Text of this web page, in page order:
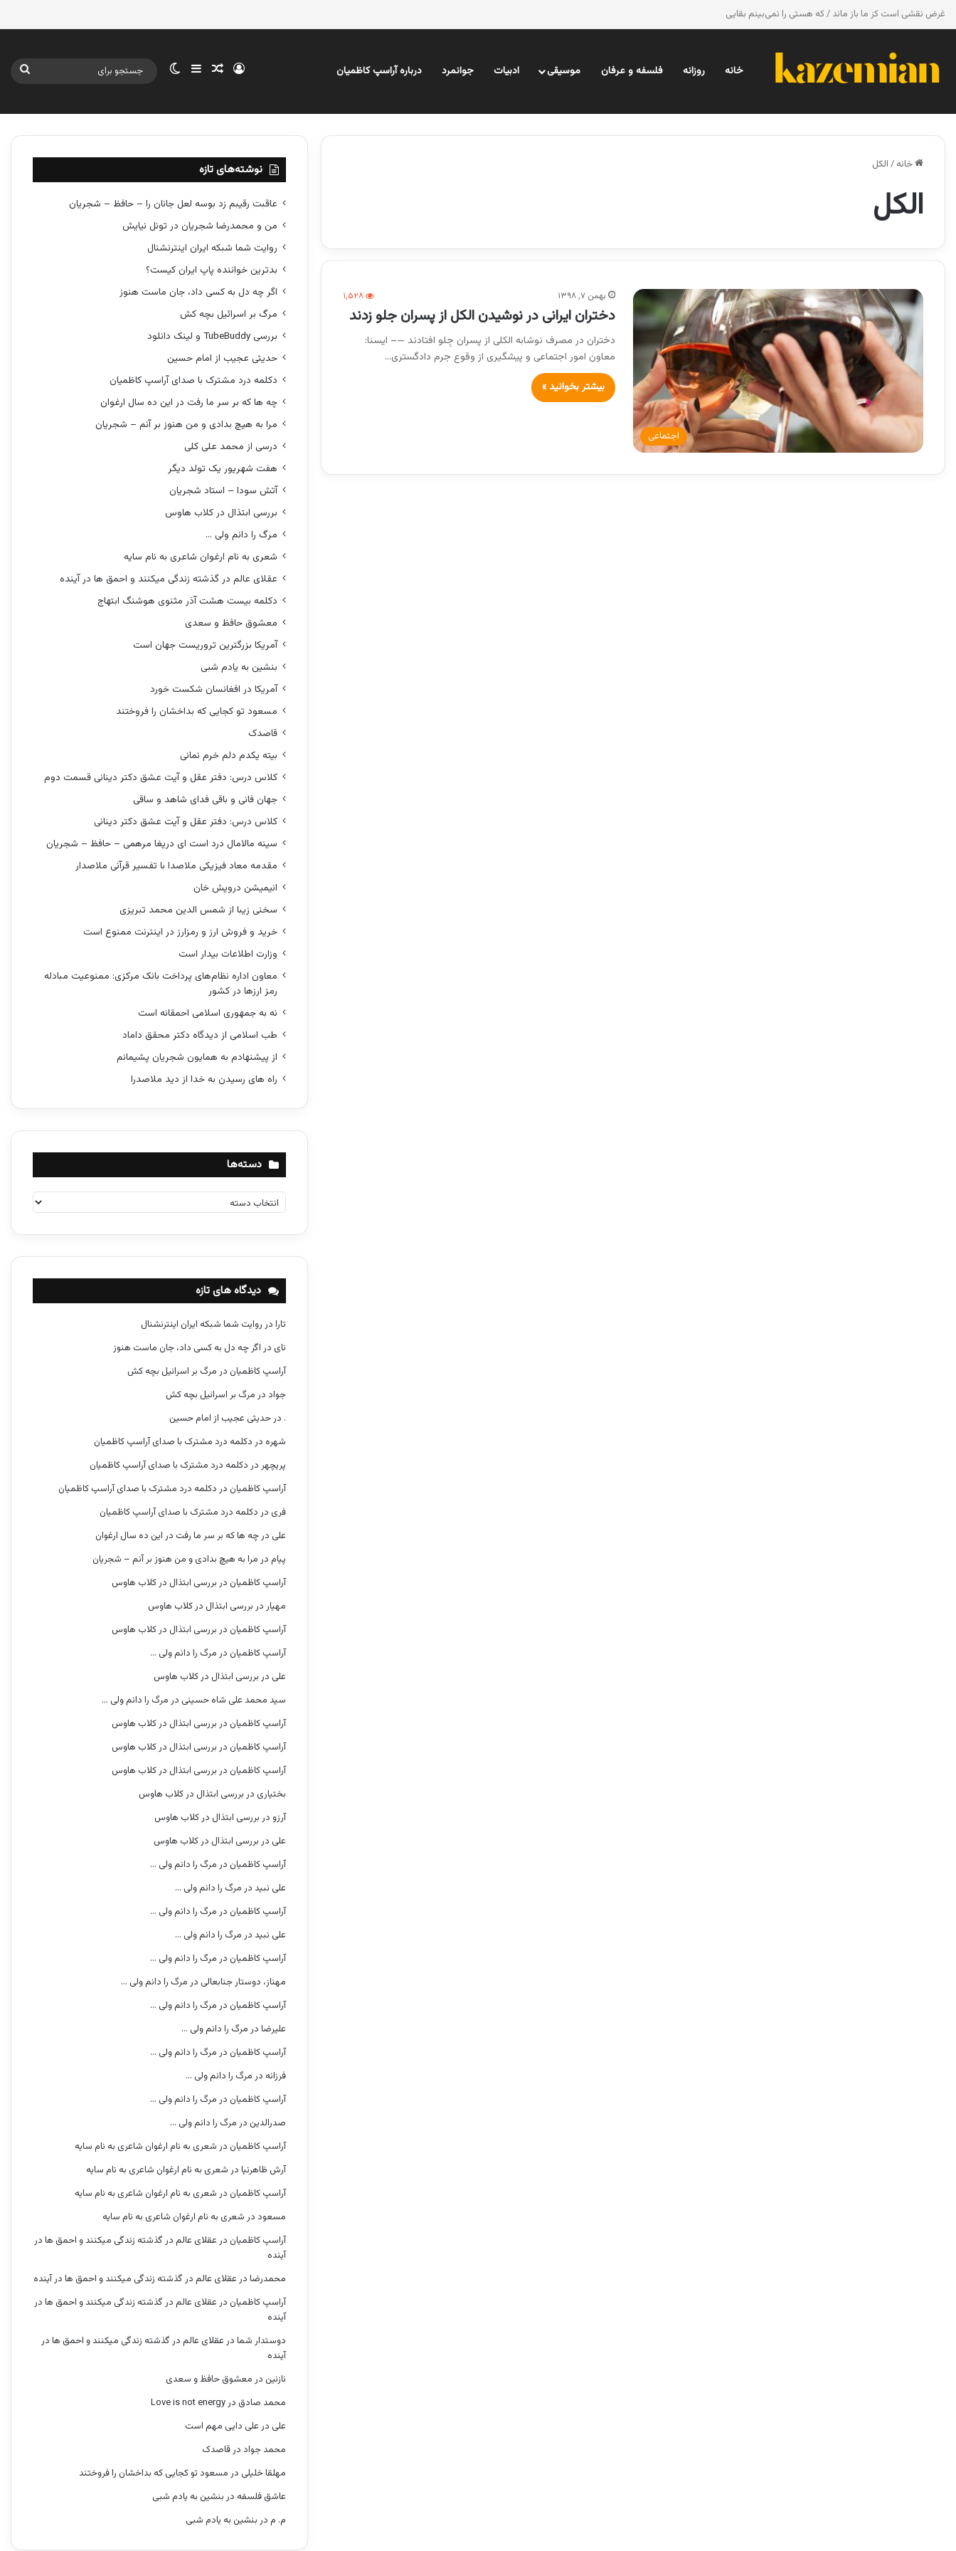
غرض نقشی است کز ما باز ماند / که هستی را نمی‌بینم بقایی
خانه روزانه فلسفه و عرفان موسیقی ادبیات جوانمرد درباره آراسپ کاظمیان ورود نوشته تصادفی
سایدبار تغییر پوسته
خانه / الکل
الکل
اجتماعی
بهمن ۷, ۱۳۹۸ ۱,۵۲۸
دختران ایرانی در نوشیدن الکل از پسران جلو زدند
دختران در مصرف نوشابه الکلی از پسران جِلو افتادند —– ایسنا:
معاون امور اجتماعی و پیشگیری از وقوع جرم دادگستری…
بیشتر بخوانید »
نوشته‌های تازه
عاقبت رقیبم زد بوسه لعل جانان را – حافظ – شجریان
من و محمدرضا شجریان در تونل نیایش
روایت شما شبکه ایران اینترنشنال
بدترین خواننده پاپ ایران کیست؟
اگر چه دل به کسی داد، جان ماست هنوز
مرگ بر اسرائیل بچه کش
بررسی TubeBuddy و لینک دانلود
حدیثی عجیب از امام حسین
دکلمه درد مشترک با صدای آراسپ کاظمیان
چه ها که بر سر ما رفت در این ده سال ارغوان
مرا به هیچ بدادی و من هنوز بر آنم – شجریان
درسی از محمد علی کلی
هفت شهریور یک تولد دیگر
آتش سودا – استاد شجریان
بررسی ابتذال در کلاب هاوس
مرگ را دانم ولی …
شعری به نام ارغوان شاعری به نام سایه
عقلای عالم در گذشته زندگی میکنند و احمق ها در آینده
دکلمه بیست هشت آذر مثنوی هوشنگ ابتهاج
معشوق حافظ و سعدی
آمریکا بزرگترین تروریست جهان است
بنشین به یادم شبی
آمریکا در افغانسان شکست خورد
مسعود تو کجایی که بداخشان را فروختند
قاصدک
بیته یکدم دلم خرم نمانی
کلاس درس: دفتر عقل و آیت عشق دکتر دینانی قسمت دوم
جهان فانی و باقی فدای شاهد و ساقی
کلاس درس: دفتر عقل و آیت عشق دکتر دینانی
سینه مالامال درد است ای دریغا مرهمی – حافظ – شجریان
مقدمه معاد فیزیکی ملاصدا با تفسیر قرآنی ملاصدار
انیمیشن درویش خان
سخنی زیبا از شمس الدین محمد تبریزی
خرید و فروش ارز و رمزارز در اینترنت ممنوع است
وزارت اطلاعات بیدار است
معاون اداره نظام‌های پرداخت بانک مرکزی: ممنوعیت مبادله
رمز ارزها در کشور
نه به جمهوری اسلامی احمقانه است
طب اسلامی از دیدگاه دکتر محقق داماد
از پیشنهادم به همایون شجریان پشیمانم
راه های رسیدن به خدا از دید ملاصدرا
دسته‌ها
س
ه
دیدگاه های تازه
تارا در روایت شما شبکه ایران اینترنشنال
نای در اگر چه دل به کسی داد، جان ماست هنوز
آراسپ کاظمیان در مرگ بر اسرائیل بچه کش
جواد در مرگ بر اسرائیل بچه کش
. درحدیثی عجیب از امام حسین
شهره در دکلمه درد مشترک با صدای آراسپ کاظمیان
پریچهر در دکلمه درد مشترک با صدای آراسپ کاظمیان
آراسپ کاظمیان در دکلمه درد مشترک با صدای آراسپ کاظمیان
فری در دکلمه درد مشترک با صدای آراسپ کاظمیان
علی درچه ها که بر سر ما رفت در این ده سال ارغوان
پیام در مرا به هیچ بدادی و من هنوز بر آنم – شجریان
آراسپ کاظمیان در بررسی ابتذال در کلاب هاوس
مهیار در بررسی ابتذال در کلاب هاوس
آراسپ کاظمیان در بررسی ابتذال در کلاب هاوس
آراسپ کاظمیان در مرگ را دانم ولی …
علی در بررسی ابتذال در کلاب هاوس
سید محمد علی شاه حسینی در مرگ را دانم ولی …
آراسپ کاظمیان در بررسی ابتذال در کلاب هاوس
آراسپ کاظمیان در بررسی ابتذال در کلاب هاوس
آراسپ کاظمیان در بررسی ابتذال در کلاب هاوس
بختیاری در بررسی ابتذال در کلاب هاوس
آرزو در بررسی ابتذال در کلاب هاوس
علی در بررسی ابتذال در کلاب هاوس
آراسپ کاظمیان در مرگ را دانم ولی …
علی نبید در مرگ را دانم ولی …
آراسپ کاظمیان در مرگ را دانم ولی …
علی نبید در مرگ را دانم ولی …
آراسپ کاظمیان در مرگ را دانم ولی …
مهناز، دوستار جنابعالی در مرگ را دانم ولی …
آراسپ کاظمیان در مرگ را دانم ولی …
علیرضا در مرگ را دانم ولی …
آراسپ کاظمیان در مرگ را دانم ولی …
فرزانه در مرگ را دانم ولی …
آراسپ کاظمیان در مرگ را دانم ولی …
صدرالدین در مرگ را دانم ولی …
آراسپ کاظمیان در شعری به نام ارغوان شاعری به نام سایه
آرش ظاهرنیا در شعری به نام ارغوان شاعری به نام سایه
آراسپ کاظمیان در شعری به نام ارغوان شاعری به نام سایه
مسعود در شعری به نام ارغوان شاعری به نام سایه
آراسپ کاظمیان در عقلای عالم در گذشته زندگی میکنند و احمق ها در
آینده
محمدرضا در عقلای عالم در گذشته زندگی میکنند و احمق ها در آینده
آراسپ کاظمیان در عقلای عالم در گذشته زندگی میکنند و احمق ها در
آینده
دوستدار شما در عقلای عالم در گذشته زندگی میکنند و احمق ها در
آینده
نازنین در معشوق حافظ و سعدی
محمد صادق درLove is not energy
علی در علی دایی مهم است
محمد جواد درقاصدک
مهلقا خلیلی در مسعود تو کجایی که بداخشان را فروختند
عاشق فلسفه در بنشین به یادم شبی
م. م در بنشین به یادم شبی